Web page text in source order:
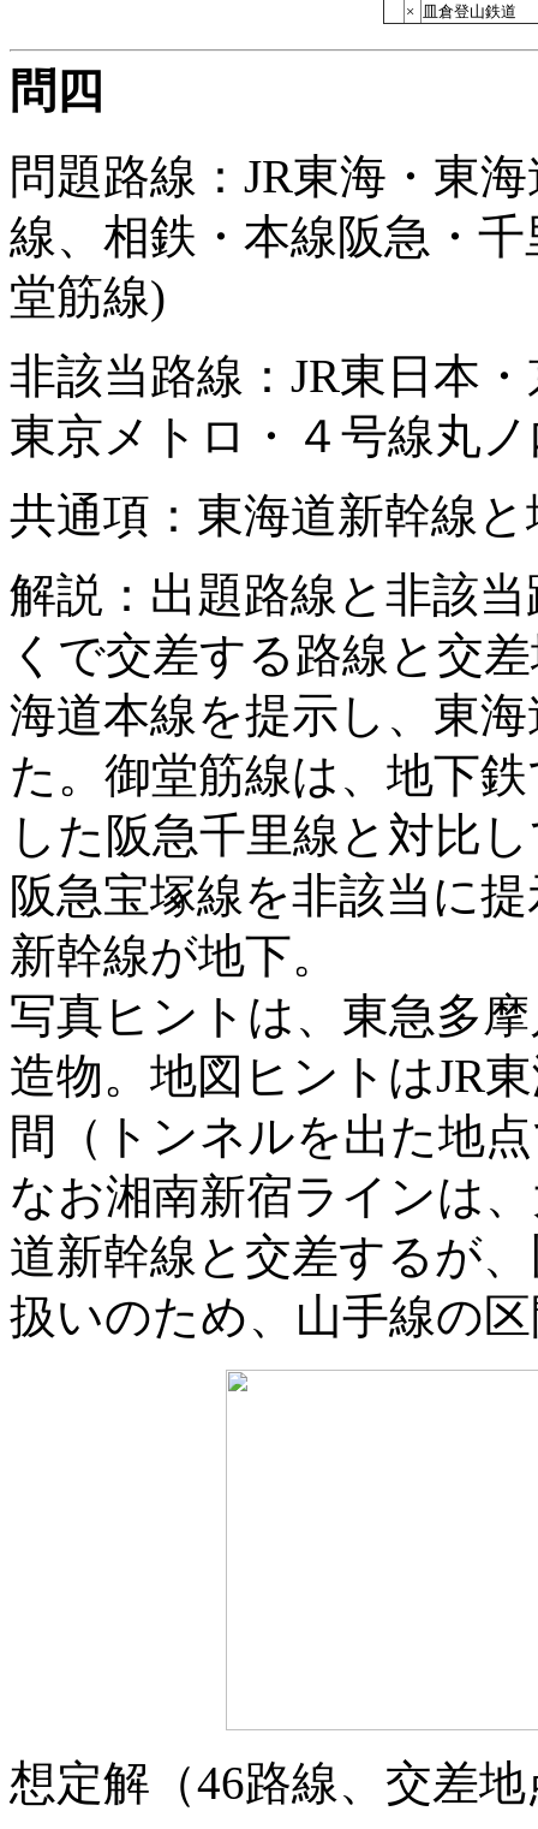
× 皿倉登山鉄道
問四
問題路線：JR東海・東
線、相鉄・本線阪急・
堂筋線)
非該当路線：JR東日本
東京メトロ・４号線丸
共通項：東海道新幹線
解説：出題路線と非該
くで交差する路線と交
海道本線を提示し、東
た。御堂筋線は、地下
した阪急千里線と対比
阪急宝塚線を非該当に
新幹線が地下。
写真ヒントは、東急多
造物。地図ヒントはJR
間（トンネルを出た地
なお湘南新宿ラインは
道新幹線と交差するが
扱いのため、山手線の
想定解（46路線、交差